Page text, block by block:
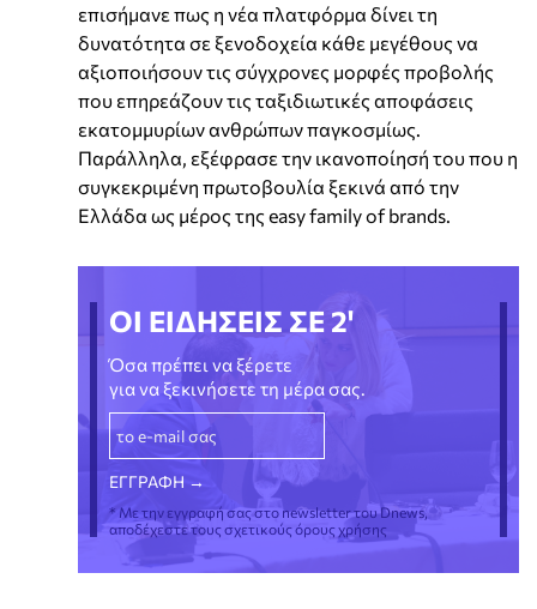
επισήμανε πως η νέα πλατφόρμα δίνει τη
δυνατότητα σε ξενοδοχεία κάθε μεγέθους να
αξιοποιήσουν τις σύγχρονες μορφές προβολής
που επηρεάζουν τις ταξιδιωτικές αποφάσεις
εκατομμυρίων ανθρώπων παγκοσμίως.
Παράλληλα, εξέφρασε την ικανοποίησή του που η
συγκεκριμένη πρωτοβουλία ξεκινά από την
Ελλάδα ως μέρος της easy family of brands.
ΟΙ ΕΙΔΗΣΕΙΣ ΣΕ 2'
Όσα πρέπει να ξέρετε
για να ξεκινήσετε τη μέρα σας.
* Με την εγγραφή σας στο newsletter του Dnews,
αποδέχεστε τους σχετικούς όρους χρήσης